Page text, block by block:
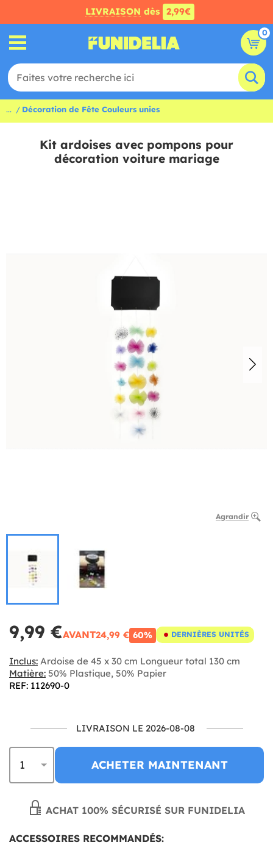
LIVRAISON dès 2,99€
0
... Décoration de Fête Couleurs unies
Kit ardoises avec pompons pour
décoration voiture mariage
Agrandir
9,99 €AVANT24,99 € 60% DERNIÈRES UNITÉS
Inclus: Ardoise de 45 x 30 cm Longueur total 130 cm
Matière: 50% Plastique, 50% Papier
REF: 112690-0
LIVRAISON LE 2026-08-08
ACHETER MAINTENANT
ACHAT 100% SÉCURISÉ SUR FUNIDELIA
ACCESSOIRES RECOMMANDÉS: